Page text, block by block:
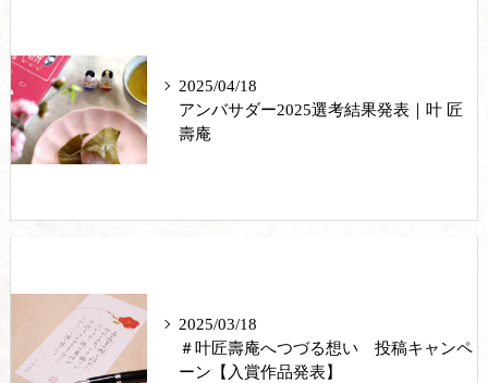
2025/04/18
アンバサダー2025選考結果発表｜叶 匠
壽庵
2025/03/18
＃叶匠壽庵へつづる想い 投稿キャンペ
ーン【入賞作品発表】